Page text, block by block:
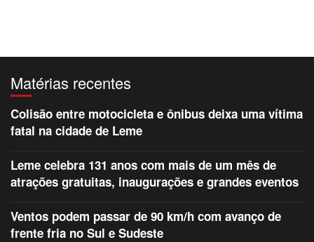
Matérias recentes
Colisão entre motocicleta e ônibus deixa uma vítima
fatal na cidade de Leme
Leme celebra 131 anos com mais de um mês de
atrações gratuitas, inaugurações e grandes eventos
Ventos podem passar de 90 km/h com avanço de
frente fria no Sul e Sudeste